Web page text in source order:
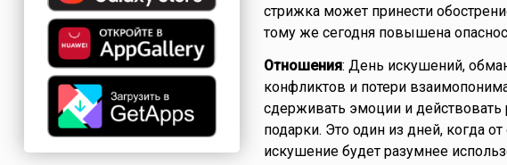
стрижка может принести
тому же сегодня повышена
Отношения: День искушений,
конфликтов и потери
сдерживать эмоции и
подарки. Это один из дней, когда
искушение будет разумнее